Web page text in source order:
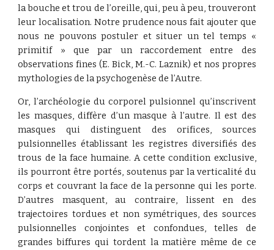
la bouche et trou de l’oreille, qui, peu à peu, trouveront
leur localisation. Notre prudence nous fait ajouter que
nous ne pouvons postuler et situer un tel temps «
primitif » que par un raccordement entre des
observations fines (E. Bick, M.-C. Laznik) et nos propres
mythologies de la psychogenèse de l’Autre.
Or, l’archéologie du corporel pulsionnel qu’inscrivent
les masques, diffère d’un masque à l’autre. Il est des
masques qui distinguent des orifices, sources
pulsionnelles établissant les registres diversifiés des
trous de la face humaine. A cette condition exclusive,
ils pourront être portés, soutenus par la verticalité du
corps et couvrant la face de la personne qui les porte.
D’autres masquent, au contraire, lissent en des
trajectoires tordues et non symétriques, des sources
pulsionnelles conjointes et confondues, telles de
grandes biffures qui tordent la matière même de ce